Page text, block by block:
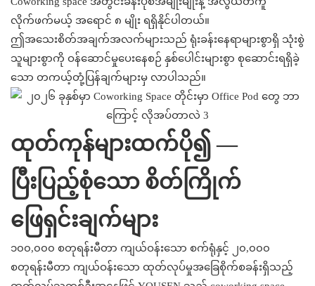
လိုက်ဖက်မယ့် အရောင် ၈ မျိုး ရရှိနိုင်ပါတယ်။
ဤအသေးစိတ်အချက်အလက်များသည် ရုံးခန်းနေရာများစွာရှိ သုံးစွဲ
သူများစွာကို ဝန်ဆောင်မှုပေးနေစဉ် နှစ်ပေါင်းများစွာ စုဆောင်းရရှိခဲ့
သော တကယ့်တုံ့ပြန်ချက်များမှ လာပါသည်။
ထုတ်ကုန်များထက်ပို၍ —
ပြီးပြည့်စုံသော စိတ်ကြိုက်
ဖြေရှင်းချက်များ
၁၀၀,၀၀၀ စတုရန်းမီတာ ကျယ်ဝန်းသော စက်ရုံနှင့် ၂၀,၀၀၀
စတုရန်းမီတာ ကျယ်ဝန်းသော ထုတ်လုပ်မှုအခြေစိုက်စခန်းရှိသည့်